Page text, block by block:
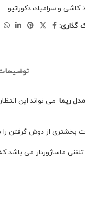
كاشى و سراميك دكوراتيو
گذاری:
ریما می تواند این
از دوش گرفتن
ماساژوردار می